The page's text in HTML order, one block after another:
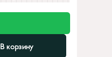
В корзину